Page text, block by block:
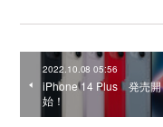
2022.10.08 05:56
iPhone 14 Plus 発売開
始！